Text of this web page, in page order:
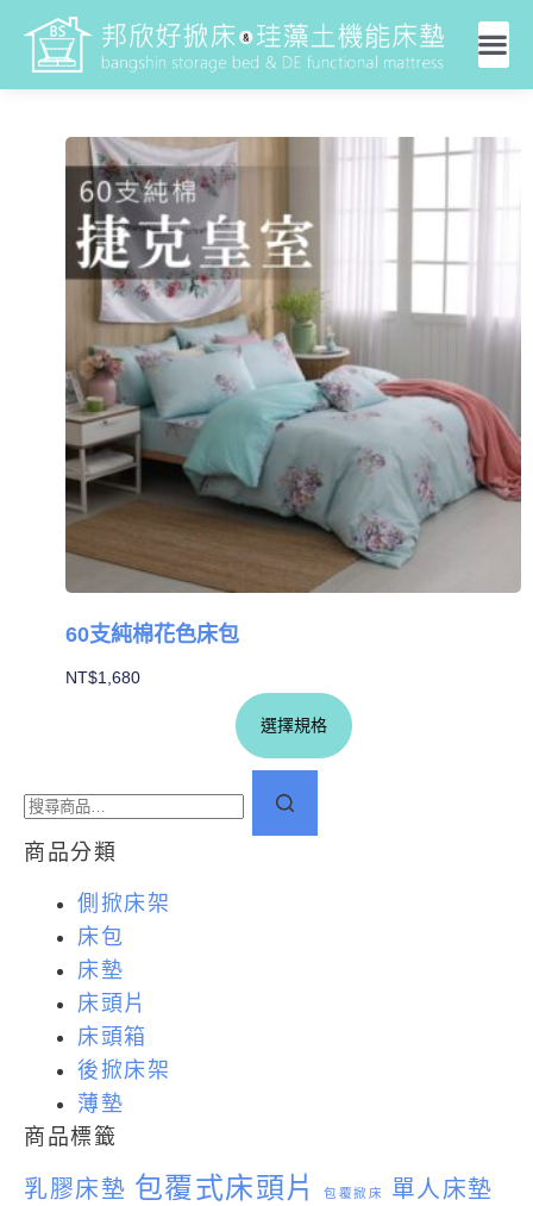
商品分類
側掀床架
床包
床墊
床頭片
床頭箱
後掀床架
薄墊
商品標籤
乳膠床墊 包覆式床頭片 包覆掀床 單人床墊
60支純棉花色床包
NT$1,680
選擇規格